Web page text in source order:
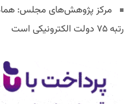
مرکز پژوهش‌های مجلس:
رتبه ۷۵ دولت الکترونیکی است